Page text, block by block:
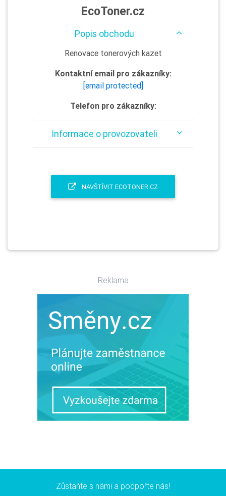
EcoToner.cz
Popis obchodu
Renovace tonerových kazet
Kontaktní email pro zákazníky:
[email protected]
Telefon pro zákazníky:
Informace o provozovateli
NAVŠTÍVIT ECOTONER.CZ
Reklama
Zůstaňte s námi a podpořte nás!